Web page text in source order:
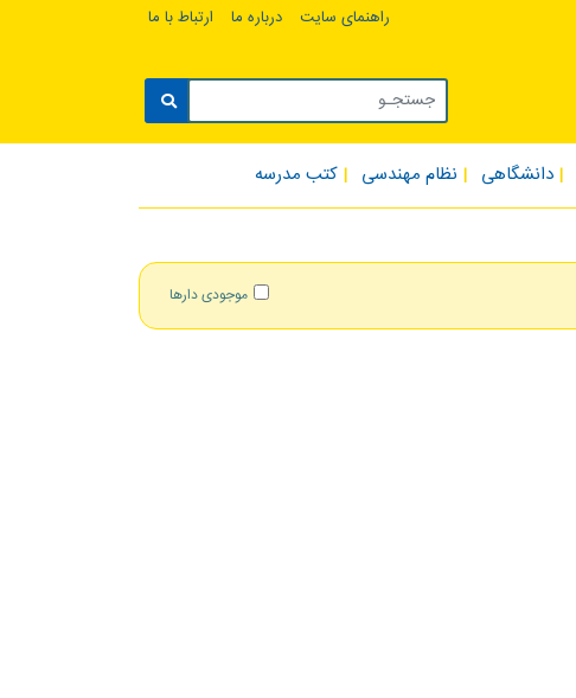
راهنمای سایت درباره ما ارتباط با ما
دانشگاهی نظام مهندسی کتب مدرسه
موجودی دارها